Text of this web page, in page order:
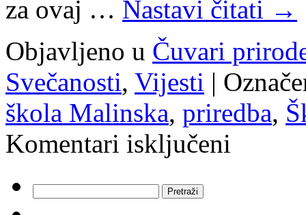
za ovaj … Nastavi čitati →
Objavljeno u Čuvari
Svečanosti, Vijesti |
škola Malinska, priredba,
Komentari isključeni